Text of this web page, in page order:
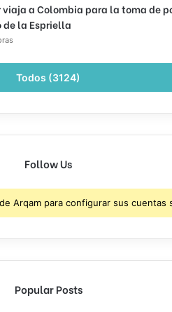
viaja a Colombia para la toma de
de la Espriella
Todos (3124)
Follow Us
Arqam para configurar sus cuentas
Popular Posts